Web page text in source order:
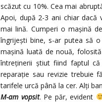
scăzut cu 10%. Cea mai
Apoi, după 2-3 ani chiar
mai lină. Cumperi o mașină
îngrijești bine, s-ar putea să
mașină luată de nouă,
întreținerii știut fiind faptul
reparație sau revizie trebuie
tarifele urcă până la cer. Alți
M-am vopsit. Pe păr, evident